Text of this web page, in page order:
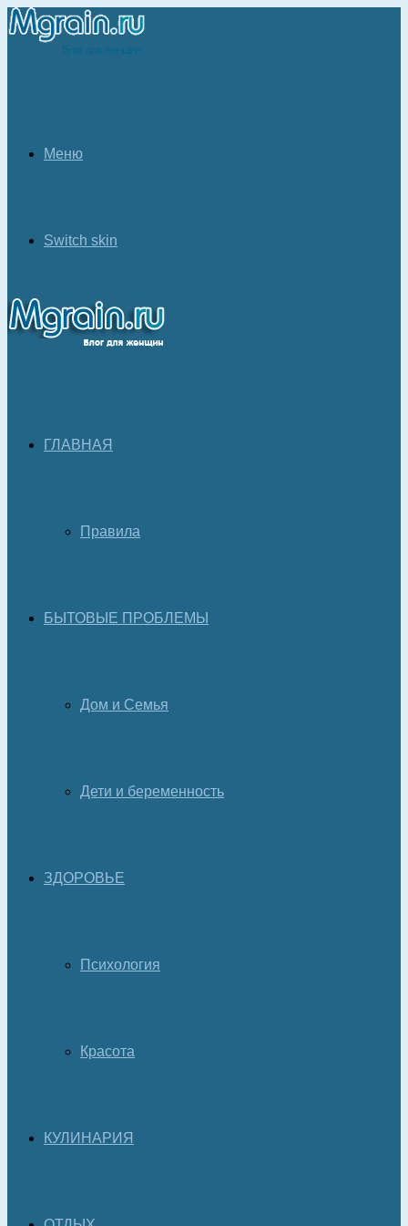
Меню
Switch skin
ГЛАВНАЯ
Правила
БЫТОВЫЕ ПРОБЛЕМЫ
Дом и Семья
Дети и беременность
ЗДОРОВЬЕ
Психология
Красота
КУЛИНАРИЯ